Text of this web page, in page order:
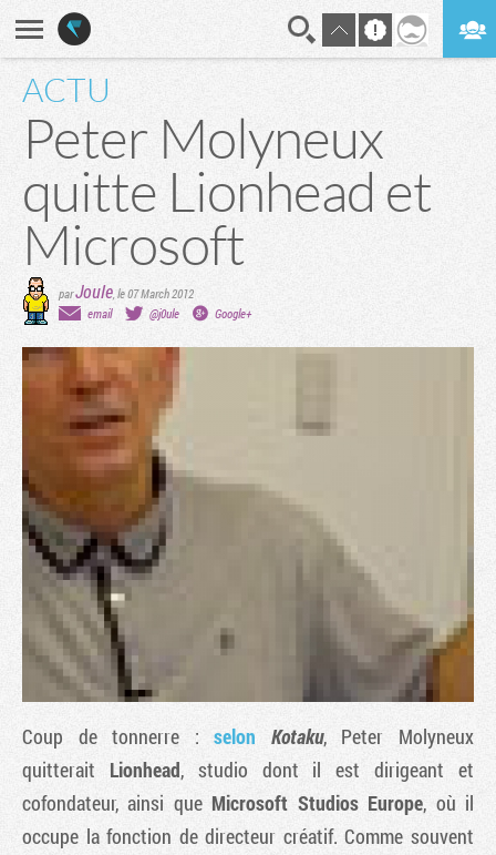
ACTU
Peter Molyneux
quitte Lionhead et
Microsoft
parJoule,le 07 March 2012
email
@j0ule Google+
Coup de tonnerre :selon Kotaku, Peter Molyneux
quitterait Lionhead, studio dont il est dirigeant et
cofondateur, ainsi queMicrosoft Studios Europe, où il
occupe la fonction de directeur créatif. Comme souvent
Tribune